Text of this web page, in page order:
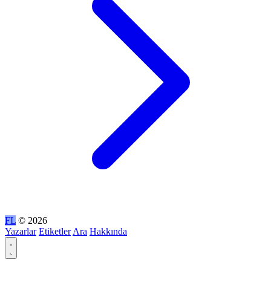
FL © 2026
Yazarlar Etiketler Ara Hakkında